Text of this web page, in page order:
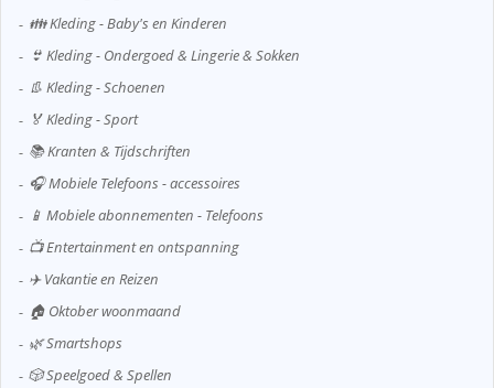
👪 Kleding - Baby's en Kinderen
👙 Kleding - Ondergoed & Lingerie & Sokken
👢 Kleding - Schoenen
🏅 Kleding - Sport
📚 Kranten & Tijdschriften
🎧 Mobiele Telefoons - accessoires
📱 Mobiele abonnementen - Telefoons
📺 Entertainment en ontspanning
✈️ Vakantie en Reizen
🏠 Oktober woonmaand
🌿 Smartshops
🎲 Speelgoed & Spellen